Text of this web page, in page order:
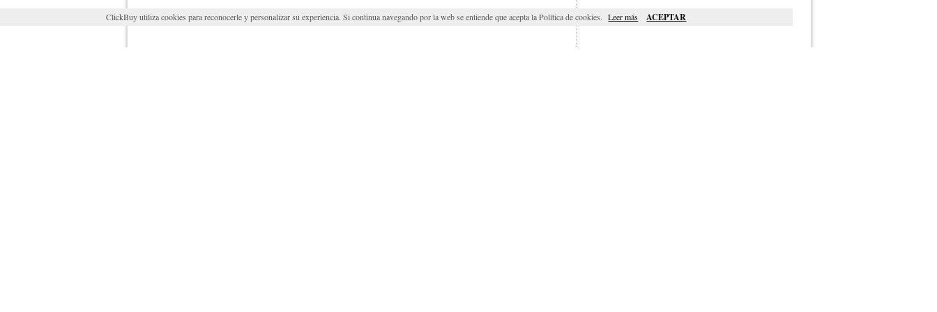
ClickBuy utiliza cookies para reconocerle y personalizar su experiencia. Si continua navegando por la web se entiende que acepta la Política de cookies. Leer más ACEPTAR